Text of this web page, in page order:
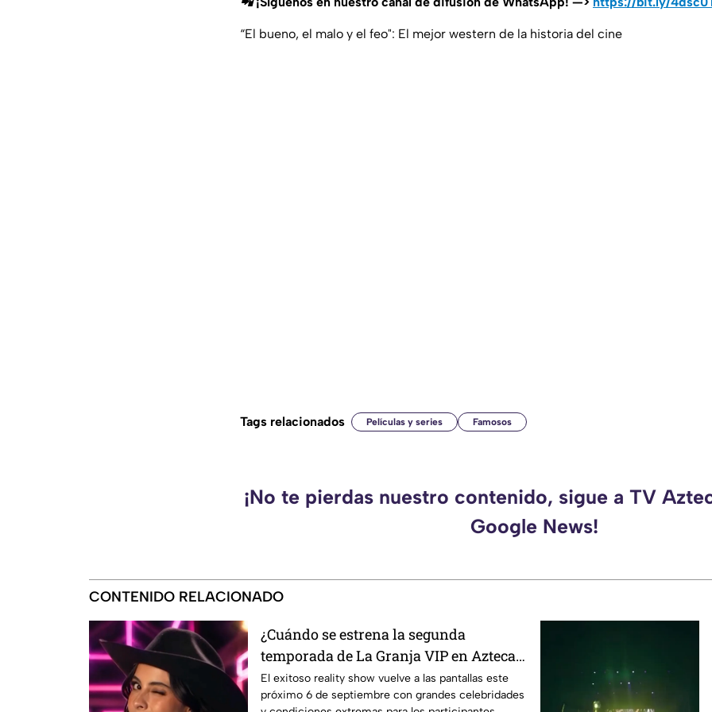
“El bueno, el malo y el feo": El mejor western de la historia del cine
Tags relacionados Películas y series Famosos
¡No te pierdas nuestro contenido, sigue a TV
Google News!
CONTENIDO RELACIONADO
¿Cuándo se estrena la segunda
temporada de La Granja VIP en Azteca
Uno?
El exitoso reality show vuelve a las pantallas este
próximo 6 de septiembre con grandes celebridades